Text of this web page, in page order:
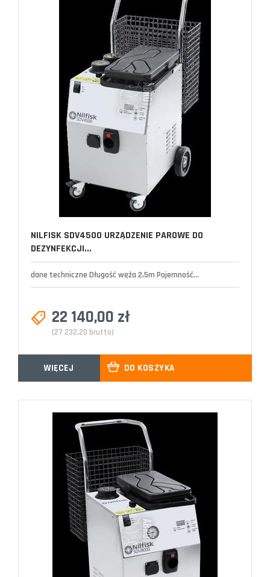
NILFISK SDV4500 URZĄDZENIE PAROWE DO
DEZYNFEKCJI...
dane techniczne Długość węża 2,5m Pojemność...
22 140,00 zł
(27 232,20 brutto)
WIĘCEJ DO KOSZYKA